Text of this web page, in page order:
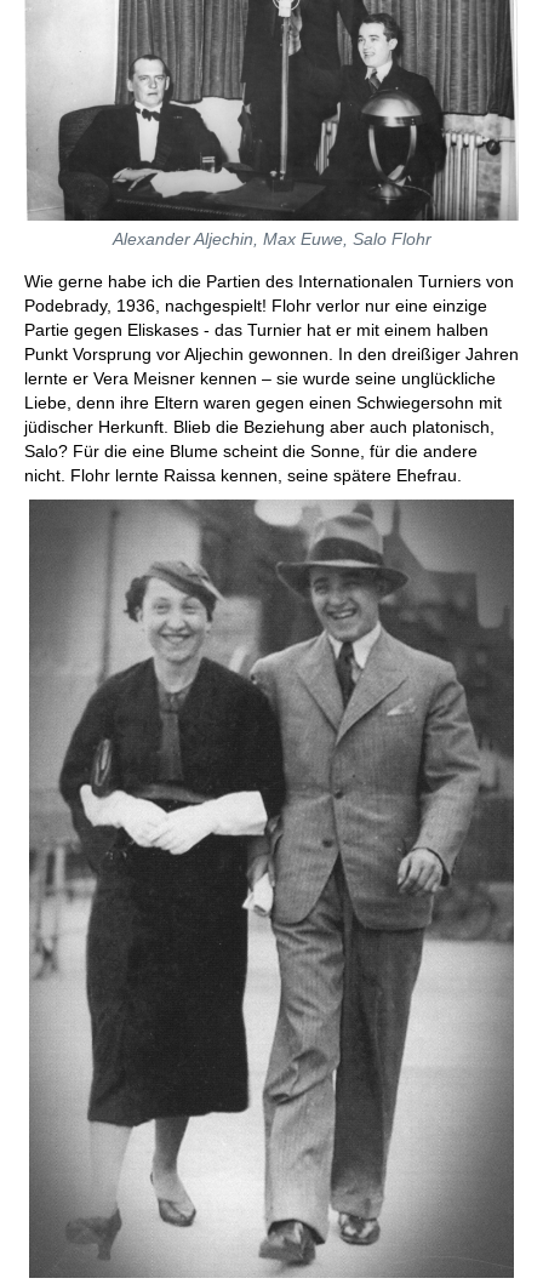
Alexander Aljechin, Max Euwe, Salo Flohr
Wie gerne habe ich die Partien des Internationalen Turniers von
Podebrady, 1936, nachgespielt! Flohr verlor nur eine einzige
Partie gegen Eliskases - das Turnier hat er mit einem halben
Punkt Vorsprung vor Aljechin gewonnen. In den dreißiger Jahren
lernte er Vera Meisner kennen – sie wurde seine unglückliche
Liebe, denn ihre Eltern waren gegen einen Schwiegersohn mit
jüdischer Herkunft. Blieb die Beziehung aber auch platonisch,
Salo? Für die eine Blume scheint die Sonne, für die andere
nicht. Flohr lernte Raissa kennen, seine spätere Ehefrau.